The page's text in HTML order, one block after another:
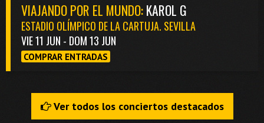
VIAJANDO POR EL MUNDO:KAROL G
ESTADIO OLÍMPICO DE LA CARTUJA. SEVILLA
VIE 11 JUN - DOM 13 JUN
COMPRAR ENTRADAS
Ver todos los conciertos destacados